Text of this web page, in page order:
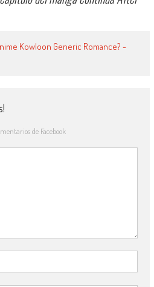
Kowloon Generic Romance? -
de Facebook